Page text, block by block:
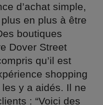
d’achat simple,
en plus à être
boutiques
Dover Street
qu’il est
shopping
les y a aidés. Il ne
: “Voici des